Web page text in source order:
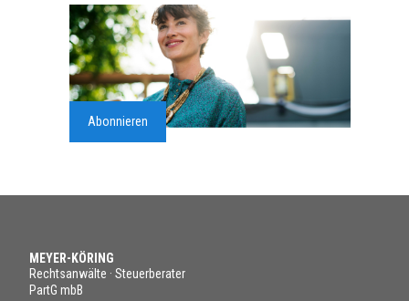
Abonnieren
MEYER-KÖRING
Rechtsanwälte · Steuerberater
PartG mbB